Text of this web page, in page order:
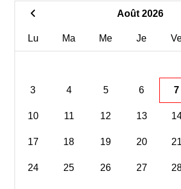
Août 2026
Lu Ma Me Je
3 4 5 6 7
10 11 12 13
17 18 19 20 21
24 25 26 27